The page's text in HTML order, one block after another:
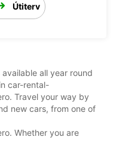
Útiterv
all year round
car-rental-
Travel your way by
new cars, from one of
Whether you are